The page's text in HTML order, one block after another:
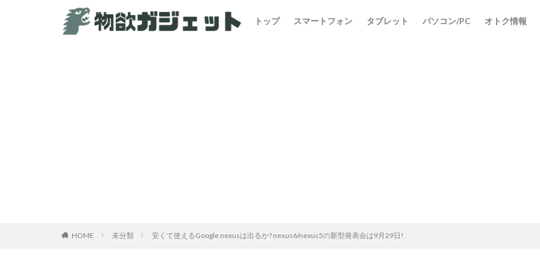
トップ スマートフォン タブレット パソコン/PC オトク情報
HOME 未分類 安くて使えるGoogle nexusは出るか? nexus6/nexus5の新型発表会は9月29日!